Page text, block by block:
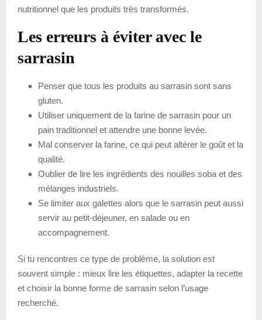
nutritionnel que les produits très transformés.
Les erreurs à éviter avec le
sarrasin
Penser que tous les produits au sarrasin sont sans
gluten.
Utiliser uniquement de la farine de sarrasin pour un
pain traditionnel et attendre une bonne levée.
Mal conserver la farine, ce qui peut altérer le goût et la
qualité.
Oublier de lire les ingrédients des nouilles soba et des
mélanges industriels.
Se limiter aux galettes alors que le sarrasin peut aussi
servir au petit-déjeuner, en salade ou en
accompagnement.
Si tu rencontres ce type de problème, la solution est
souvent simple : mieux lire les étiquettes, adapter la recette
et choisir la bonne forme de sarrasin selon l’usage
recherché.